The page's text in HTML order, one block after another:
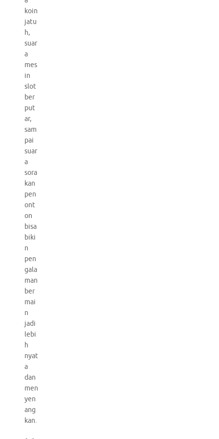
koin
jatu
h,
suar
a
mes
in
slot
ber
put
ar,
sam
pai
suar
a
sora
kan
pen
ont
on
bisa
biki
n
pen
gala
man
ber
mai
n
jadi
lebi
h
nyat
a
dan
men
yen
ang
kan.